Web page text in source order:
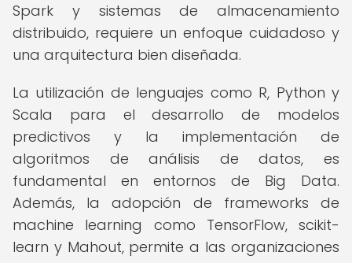
Spark y sistemas de almacenamiento
distribuido, requiere un enfoque cuidadoso y
una arquitectura bien diseñada.
La utilización de lenguajes como R, Python y
Scala para el desarrollo de modelos
predictivos y la implementación de
algoritmos de análisis de datos, es
fundamental en entornos de Big Data.
Además, la adopción de frameworks de
machine learning como TensorFlow, scikit-
learn y Mahout, permite a las organizaciones